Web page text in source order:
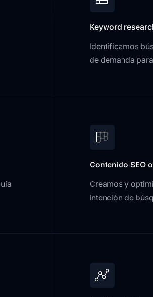
Keyword
Identificamos
de demanda
Contenido SEO
Creamos y
intención de